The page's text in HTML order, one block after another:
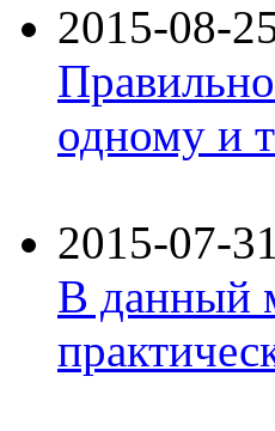
2015-08-
одному и
2015-07-
В данный